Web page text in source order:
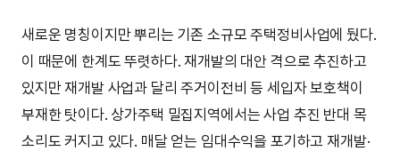
새로운 명칭이지만 뿌리는 기존 소규모 주택정비사업에 뒀다.
이 때문에 한계도 뚜렷하다. 재개발의 대안 격으로 추진하고
있지만 재개발 사업과 달리 주거이전비 등 세입자 보호책이
부재한 탓이다. 상가주택 밀집지역에서는 사업 추진 반대 목
소리도 커지고 있다. 매달 얻는 임대수익을 포기하고 재개발·